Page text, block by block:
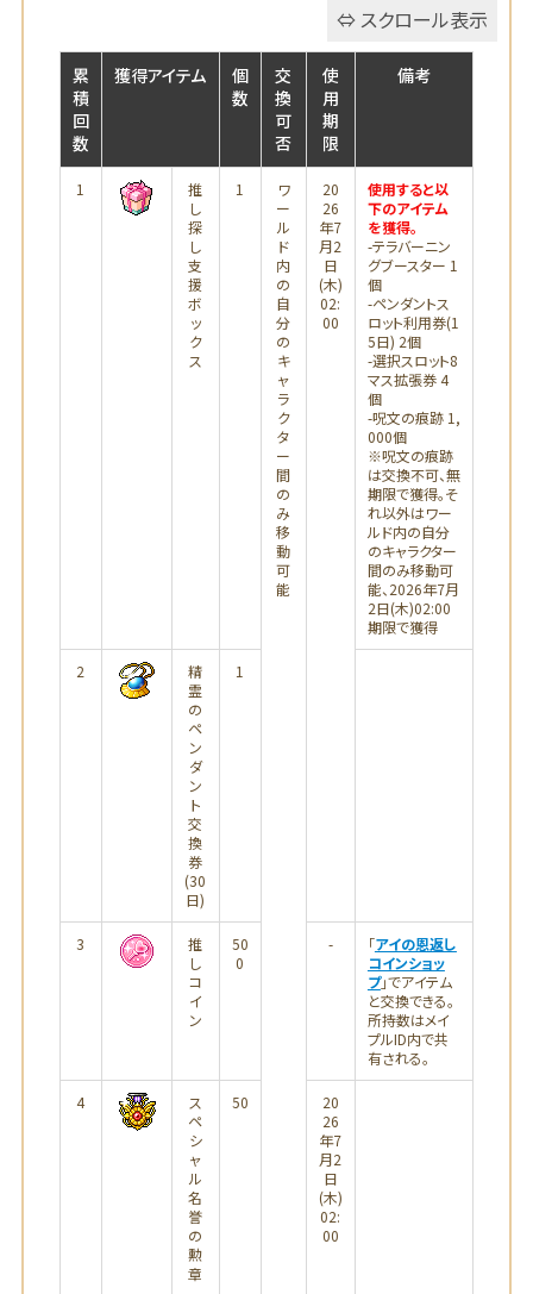
累
積
回
数
獲得アイテム
個
数
交
換
可
否
使
用
期
限
備考
1
推
し
探
し
支
援
ボ
ッ
ク
ス
1
ワ
ー
ル
ド
内
の
自
分
の
キ
ャ
ラ
ク
タ
ー
間
の
み
移
動
可
能
20
26
年7
月2
日
(木)
02:
00
使用すると以
下のアイテム
を獲得。
-テラバーニン
グブースター 1
個
-ペンダントス
ロット利用券(1
5日) 2個
-選択スロット8
マス拡張券 4
個
-呪文の痕跡 1,
000個
※呪文の痕跡
は交換不可、無
期限で獲得。そ
れ以外はワー
ルド内の自分
のキャラクター
間のみ移動可
能、2026年7月
2日(木)02:00
期限で獲得
2
精
霊
の
ペ
ン
ダ
ン
ト
交
換
券
(30
日)
1
3
推
し
コ
イ
ン
50
0
- 「アイの恩返し
コインショッ
プ」でアイテム
と交換できる。
所持数はメイ
プルID内で共
有される。
4
ス
ペ
シ
ャ
ル
名
誉
の
勲
章
50
20
26
年7
月2
日
(木)
02:
00